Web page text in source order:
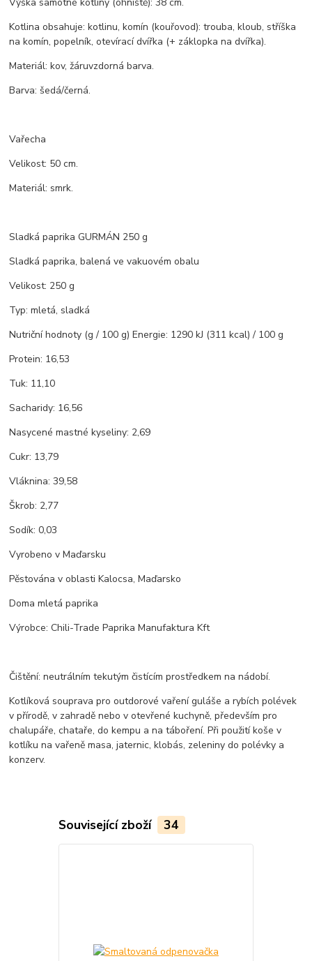
Kotlina obsahuje: kotlinu, komín (kouřovod): trouba, kloub, stříška
na komín, popelník, otevírací dvířka (+ záklopka na dvířka).
Materiál: kov, žáruvzdorná barva.
Barva: šedá/černá.
Vařecha
Velikost: 50 cm.
Materiál: smrk.
Sladká paprika GURMÁN 250 g
Sladká paprika, balená ve vakuovém obalu
Velikost: 250 g
Typ: mletá, sladká
Nutriční hodnoty (g / 100 g) Energie: 1290 kJ (311 kcal) / 100 g
Protein: 16,53
Tuk: 11,10
Sacharidy: 16,56
Nasycené mastné kyseliny: 2,69
Cukr: 13,79
Vláknina: 39,58
Škrob: 2,77
Sodík: 0,03
Vyrobeno v Maďarsku
Pěstována v oblasti Kalocsa, Maďarsko
Doma mletá paprika
Výrobce: Chili-Trade Paprika Manufaktura Kft
Čištění: neutrálním tekutým čistícím prostředkem na nádobí.
Kotlíková souprava pro outdorové vaření guláše a rybích polévek
v přírodě, v zahradě nebo v otevřené kuchyně, především pro
chalupáře, chataře, do kempu a na táboření. Při použití koše v
kotlíku na vařeně masa, jaternic, klobás, zeleniny do polévky a
konzerv.
Související zboží 34